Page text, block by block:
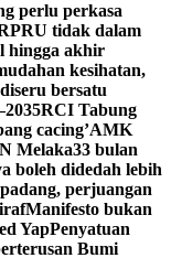
perlu perkasa
PRU tidak dalam
hingga akhir
kesihatan,
bersatu
RCI Tabung
cacing’AMK
Melaka33 bulan
boleh didedah lebih
perjuangan
Manifesto bukan
YapPenyatuan
Bumi